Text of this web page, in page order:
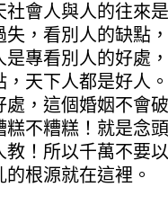
人與人的往來是
失，看別人的缺點
是專看別人的好處
，天下人都是好人
處，這個婚姻不會
糕不糟糕！就是念
教！所以千萬不要
根源就在這裡。